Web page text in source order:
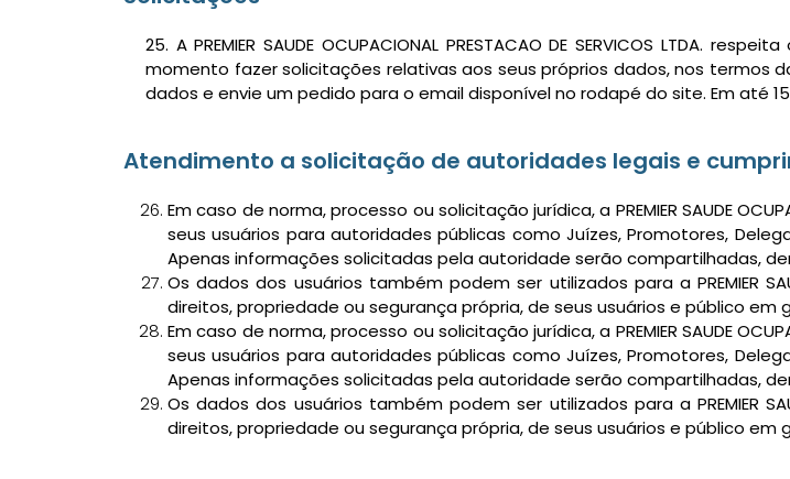
25. A PREMIER SAUDE OCUPACIONAL PRESTACAO DE SERVICOS
momento fazer solicitações relativas aos seus próprios dados, nos termos
dados e envie um pedido para o email disponível no rodapé do site. Em até
Atendimento a solicitação de autoridades legais e
Em caso de norma, processo ou solicitação jurídica, a PREMIER SAUDE
seus usuários para autoridades públicas como Juízes, Promotores,
Apenas informações solicitadas pela autoridade serão compartilhadas,
Os dados dos usuários também podem ser utilizados para a PREMIER
direitos, propriedade ou segurança própria, de seus usuários e público
Em caso de norma, processo ou solicitação jurídica, a PREMIER SAUDE
seus usuários para autoridades públicas como Juízes, Promotores,
Apenas informações solicitadas pela autoridade serão compartilhadas,
Os dados dos usuários também podem ser utilizados para a PREMIER
direitos, propriedade ou segurança própria, de seus usuários e público